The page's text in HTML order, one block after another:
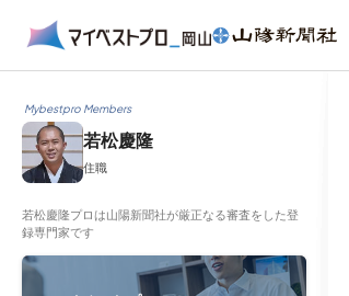
Mybestpro Members
若松慶隆
住職
若松慶隆プロは山陽新聞社が厳正なる審査をした登
録専門家です